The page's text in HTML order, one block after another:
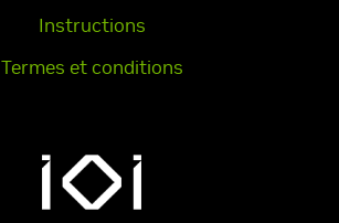
Instructions
Termes et conditions